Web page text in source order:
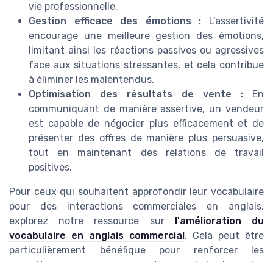
vie professionnelle.
Gestion efficace des émotions : L'assertivité
encourage une meilleure gestion des émotions,
limitant ainsi les réactions passives ou agressives
face aux situations stressantes, et cela contribue
à éliminer les malentendus.
Optimisation des résultats de vente : En
communiquant de manière assertive, un vendeur
est capable de négocier plus efficacement et de
présenter des offres de manière plus persuasive,
tout en maintenant des relations de travail
positives.
Pour ceux qui souhaitent approfondir leur vocabulaire
pour des interactions commerciales en anglais,
explorez notre ressource sur l'amélioration du
vocabulaire en anglais commercial. Cela peut être
particulièrement bénéfique pour renforcer les